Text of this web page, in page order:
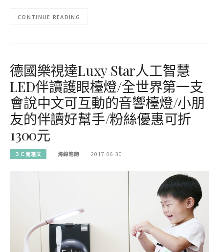
CONTINUE READING
德國樂視達Luxy Star人工智慧
LED伴讀護眼檯燈/全世界第一支
會說中文可互動的音響檯燈/小朋
友的伴讀好幫手/粉絲優惠可折
1300元
３Ｃ開箱文 海綿飽飽 2017-06-30